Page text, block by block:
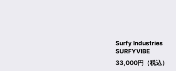
Surfy Industries
SURFYVIBE
33,000円（税込）